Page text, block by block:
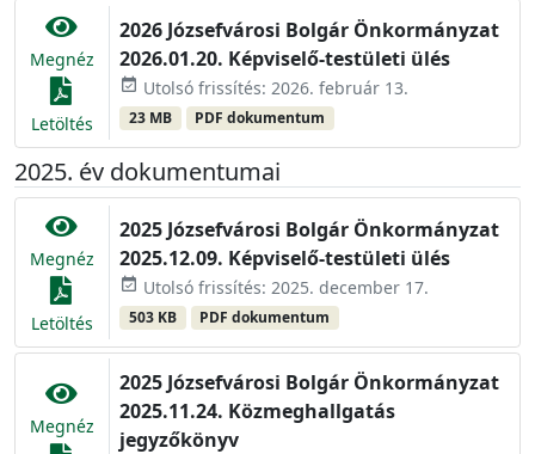
Megnéz
Letöltés
2026 Józsefvárosi Bolgár Önkormányzat
2026.01.20. Képviselő-testületi ülés
event_available Utolsó frissítés: 2026. február 13.
23 MB PDF dokumentum
2025. év dokumentumai
Megnéz
Letöltés
2025 Józsefvárosi Bolgár Önkormányzat
2025.12.09. Képviselő-testületi ülés
event_available Utolsó frissítés: 2025. december 17.
503 KB PDF dokumentum
Megnéz
2025 Józsefvárosi Bolgár Önkormányzat
2025.11.24. Közmeghallgatás
jegyzőkönyv